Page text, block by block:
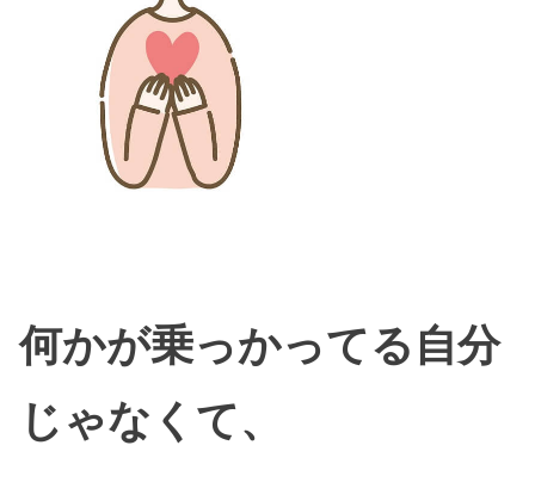
何かが乗っかってる自分
じゃなくて、